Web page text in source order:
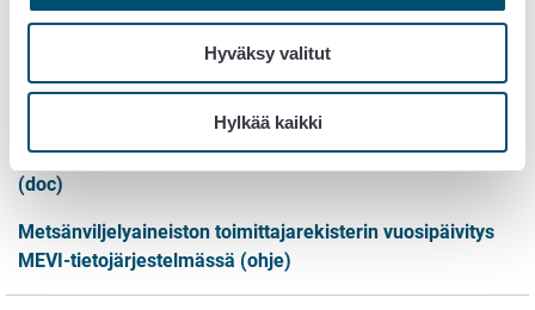
Hyväksy valitut
Hylkää kaikki
MEVI-tietojärjestelmässä (ohje)
Lue lisää
Hakemus metsänviljelyaineiston toimittajarekisteriin
(doc)
Metsänviljelyaineiston toimittajarekisterin vuosipäivitys
MEVI-tietojärjestelmässä (ohje)